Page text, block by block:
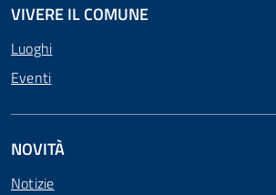
VIVERE IL COMUNE
Luoghi
Eventi
NOVITÀ
Notizie